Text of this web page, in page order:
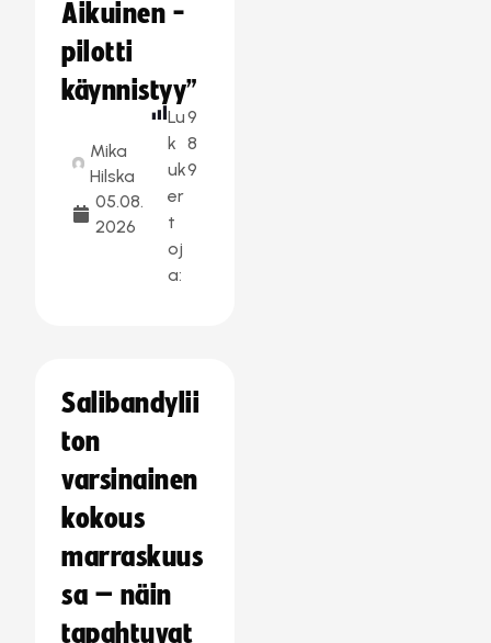
Aikuinen -
pilotti
käynnistyy”
Mika
Hilska
05.08.
2026
Lu
k
uk
er
t
oj
a:
9
8
9
Salibandylii
ton
varsinainen
kokous
marraskuus
sa – näin
tapahtuvat